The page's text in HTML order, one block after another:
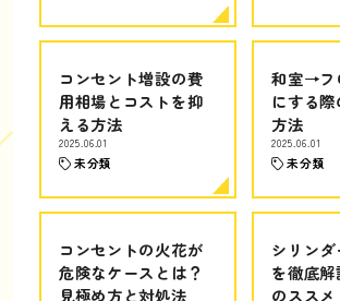
コンセント増設の費
用相場とコストを抑
える方法
2025.06.01
未分類
和室→フ
にする
方法
2025.06.01
未分類
コンセントの火花が
危険なケースとは？
見極め方と対処法
シリン
を徹底
のススメ